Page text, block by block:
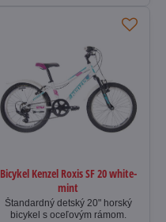
Bicykel Kenzel Roxis SF 20 white-
mint
Štandardný detský 20" horský
bicykel s oceľovým rámom.